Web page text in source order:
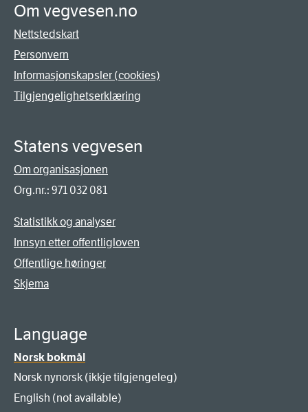
Om vegvesen.no
Nettstedskart
Personvern
Informasjonskapsler (cookies)
Tilgjengelighetserklæring
Statens vegvesen
Om organisasjonen
Org.nr.: 971 032 081
Statistikk og analyser
Innsyn etter offentligloven
Offentlige høringer
Skjema
Language
Norsk bokmål
Norsk nynorsk (ikkje tilgjengeleg)
English (not available)